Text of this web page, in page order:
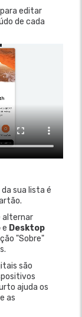
para editar
de cada
sua lista é
alternar
e Desktop
"Sobre"
são
ajuda os
as